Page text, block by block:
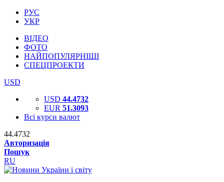
РУС
УКР
ВІДЕО
ФОТО
НАЙПОПУЛЯРНІШІ
СПЕЦПРОЕКТИ
USD
USD 44.4732
EUR 51.3093
Всі курси валют
44.4732
Авторизація
Пошук
RU